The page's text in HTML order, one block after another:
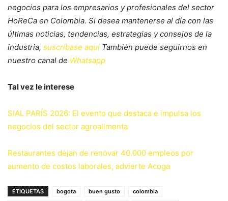
negocios para los empresarios y profesionales del sector
HoReCa en Colombia. Si desea mantenerse al día con las
últimas noticias, tendencias, estrategias y consejos de la
industria, suscríbase aquí También puede seguirnos en
nuestro canal de Whatsapp
Tal vez le interese
SIAL PARÍS 2026: El evento que destaca e impulsa los
negocios del sector agroalimenta
Restaurantes dejan de renovar 40.000 empleos por
aumento de costos laborales, advierte Acoga
ETIQUETAS bogota buen gusto
colombia